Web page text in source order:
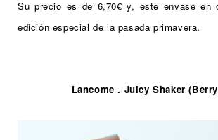
Su precio es de 6,70€ y, este envase en
edición especial de la pasada primavera.
Lancome . Juicy Shaker